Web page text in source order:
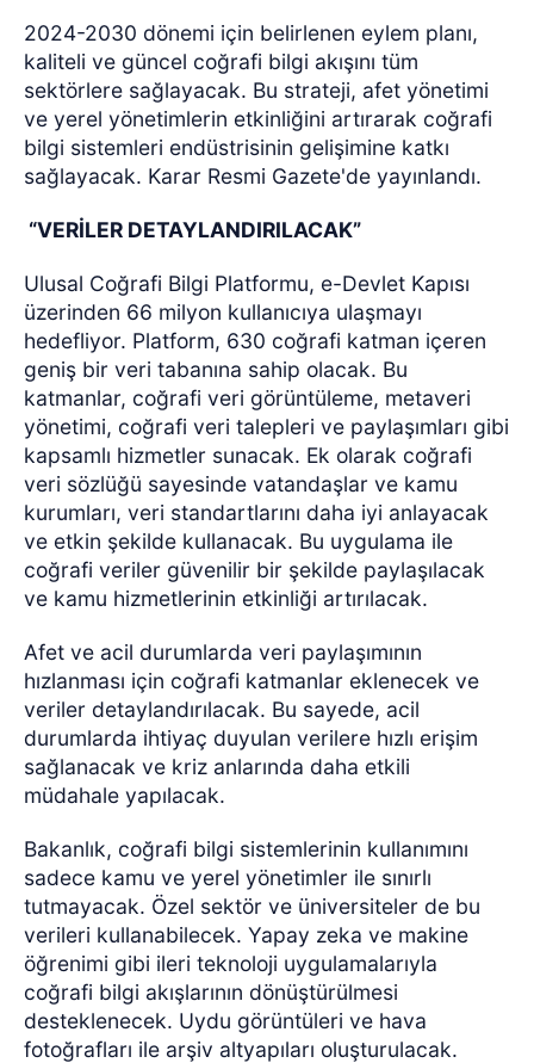
2024-2030 dönemi için belirlenen eylem planı,
kaliteli ve güncel coğrafi bilgi akışını tüm
sektörlere sağlayacak. Bu strateji, afet yönetimi
ve yerel yönetimlerin etkinliğini artırarak coğrafi
bilgi sistemleri endüstrisinin gelişimine katkı
sağlayacak. Karar Resmi Gazete'de yayınlandı.
“VERİLER DETAYLANDIRILACAK”
Ulusal Coğrafi Bilgi Platformu, e-Devlet Kapısı
üzerinden 66 milyon kullanıcıya ulaşmayı
hedefliyor. Platform, 630 coğrafi katman içeren
geniş bir veri tabanına sahip olacak. Bu
katmanlar, coğrafi veri görüntüleme, metaveri
yönetimi, coğrafi veri talepleri ve paylaşımları gibi
kapsamlı hizmetler sunacak. Ek olarak coğrafi
veri sözlüğü sayesinde vatandaşlar ve kamu
kurumları, veri standartlarını daha iyi anlayacak
ve etkin şekilde kullanacak. Bu uygulama ile
coğrafi veriler güvenilir bir şekilde paylaşılacak
ve kamu hizmetlerinin etkinliği artırılacak.
Afet ve acil durumlarda veri paylaşımının
hızlanması için coğrafi katmanlar eklenecek ve
veriler detaylandırılacak. Bu sayede, acil
durumlarda ihtiyaç duyulan verilere hızlı erişim
sağlanacak ve kriz anlarında daha etkili
müdahale yapılacak.
Bakanlık, coğrafi bilgi sistemlerinin kullanımını
sadece kamu ve yerel yönetimler ile sınırlı
tutmayacak. Özel sektör ve üniversiteler de bu
verileri kullanabilecek. Yapay zeka ve makine
öğrenimi gibi ileri teknoloji uygulamalarıyla
coğrafi bilgi akışlarının dönüştürülmesi
desteklenecek. Uydu görüntüleri ve hava
fotoğrafları ile arşiv altyapıları oluşturulacak.